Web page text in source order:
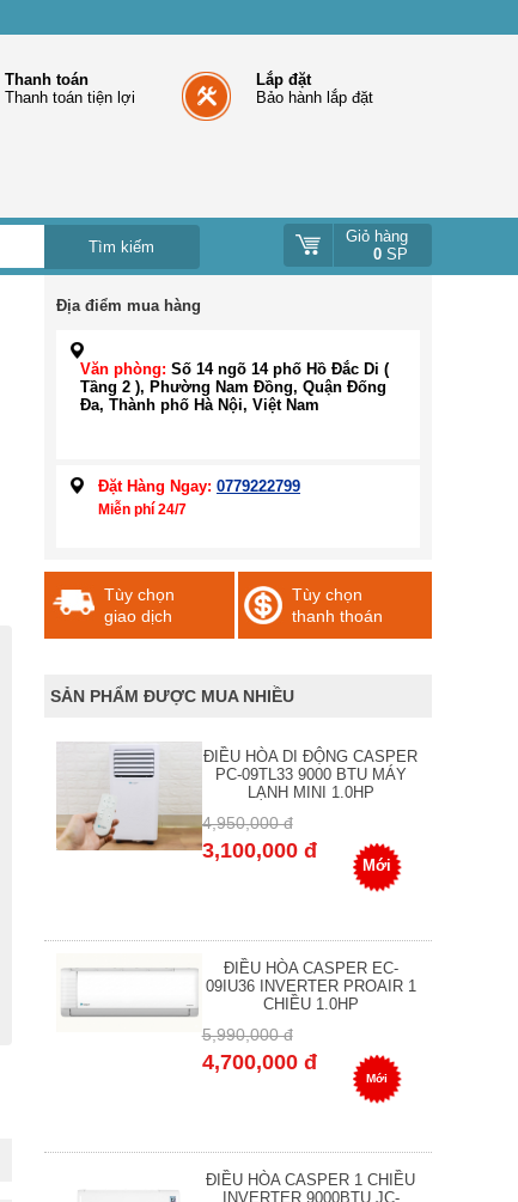
Thanh toán
Thanh toán tiện lợi
Lắp đặt
Bảo hành lắp đặt
Giỏ hàng
0 SP
Địa điểm mua hàng
Văn phòng: Số 14 ngõ 14 phố Hồ Đắc Di (
Tầng 2 ), Phường Nam Đồng, Quận Đống
Đa, Thành phố Hà Nội, Việt Nam
Đặt Hàng Ngay: 0779222799
Miễn phí 24/7
Tùy chọn
giao dịch
Tùy chọn
thanh thoán
SẢN PHẨM ĐƯỢC MUA NHIỀU
ĐIỀU HÒA DI ĐỘNG CASPER
PC-09TL33 9000 BTU MÁY
LẠNH MINI 1.0HP
4,950,000 đ
3,100,000 đ
Mới
ĐIỀU HÒA CASPER EC-
09IU36 INVERTER PROAIR 1
CHIỀU 1.0HP
5,990,000 đ
4,700,000 đ
Mới
ĐIỀU HÒA CASPER 1 CHIỀU
INVERTER 9000BTU JC-